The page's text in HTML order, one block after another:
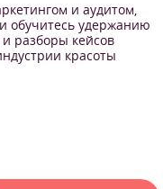
и аудитом,
обучитесь удержанию
разборы кейсов
красоты